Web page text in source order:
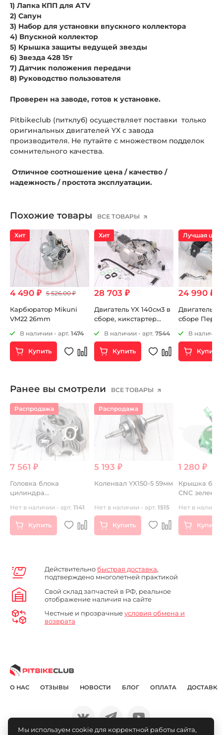
1) Лапка КПП для ATV
2) Сапун
3) Набор для установки впускного коллектора
4) Впускной коллектор
5) Крышка защиты ведущей звезды
6) Звезда 428 15т
7) Датчик положения передачи
8) Руководство пользователя
Проверен на заводе, готов к установке.
Pitbikeclub (питклуб) осуществляет поставки только
оригинальных двигателей YX с завода
производителя. Не путайте с множеством подделок
сомнительного качества.
Отличное соотношение цена / качество /
надежность / простота эксплуатации.
Похожие товары ВСЕ ТОВАРЫ
Хит
4 490 ₽ 5 526.00 ₽
Карбюратор Mikuni
VM22 26mm
В наличии - арт. 1474
Купить
Хит
28 703 ₽
Двигатель YX 140см3 в
сборе, кикстартер
В наличии - арт. 7544
Купить
Лучшая
24 990 ₽
Двигатель
сборе
В наличии
Купить
Ранее вы смотрели ВСЕ ТОВАРЫ
Распродажа
7 561 ₽
Головка блока
цилиндра
сборе
Нет в наличии - арт. 1141
Купить
Распродажа
5 193 ₽
Коленвал YX150-5 59мм
Нет в наличии - арт. 1515
Купить
1 280 ₽
Крышка
CNC зеленая
Нет в
Купить
Действительно быстрая доставка,
подтверждено многолетней практикой
Свой склад запчастей в РФ, реальное
отображение наличия на сайте
Честные и прозрачныеусловия обмена и
возврата
О НАС ОТЗЫВЫ НОВОСТИ БЛОГ ОПЛАТА ДОСТАВКА
Мы используем cookie для корректной работы сайта,